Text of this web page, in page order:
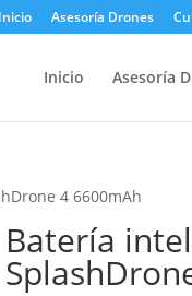
Inicio Asesoría Drones
Inicio Asesoría
4 6600mAh
Batería